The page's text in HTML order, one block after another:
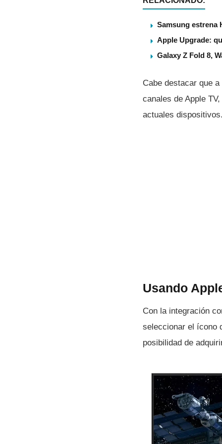
Samsung estrena
Apple Upgrade:
Galaxy Z Fold 8,
Cabe destacar que
canales de Apple
actuales
Usando
Con la integración
seleccionar el í­cono
posibilidad de